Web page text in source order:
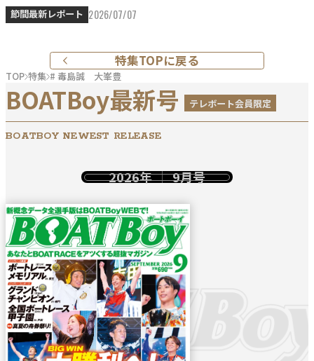
節間最新レポート 2026/07/07
特集TOPに戻る
TOP 特集 # 毒島誠 大峯豊
BOATBoy最新号 テレボート会員限定
BOATBOY NEWEST RELEASE
2026年 9月号